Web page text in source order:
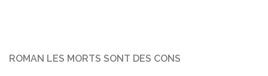
ROMAN LES MORTS SONT DES CONS